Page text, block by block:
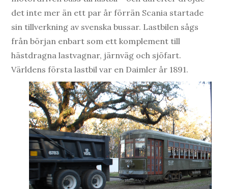
det inte mer än ett par år förrän Scania startade
sin tillverkning av svenska bussar. Lastbilen sågs
från början enbart som ett komplement till
hästdragna lastvagnar, järnväg och sjöfart.
Världensförsta lastbil var en Daimler år 1891.